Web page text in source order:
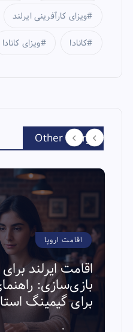
ویزای کارآفرینی ایرلند
ویزای کانادا کانادا
Other Story
اقامت اروپا
اقامت ایرلند
برای گیمینگ